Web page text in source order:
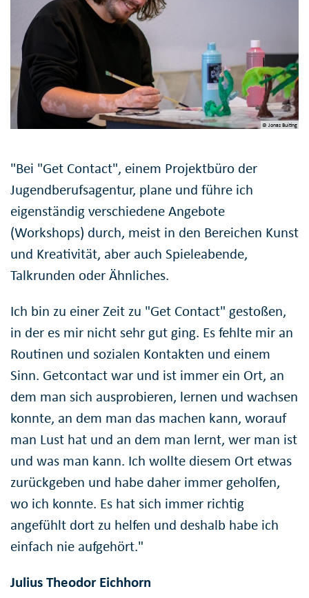
© Jonas Buiting
"Bei "Get Contact", einem Projektbüro der
Jugendberufsagentur, plane und führe ich
eigenständig verschiedene Angebote
(Workshops) durch, meist in den Bereichen Kunst
und Kreativität, aber auch Spieleabende,
Talkrunden oder Ähnliches.
Ich bin zu einer Zeit zu "Get Contact" gestoßen,
in der es mir nicht sehr gut ging. Es fehlte mir an
Routinen und sozialen Kontakten und einem
Sinn. Getcontact war und ist immer ein Ort, an
dem man sich ausprobieren, lernen und wachsen
konnte, an dem man das machen kann, worauf
man Lust hat und an dem man lernt, wer man ist
und was man kann. Ich wollte diesem Ort etwas
zurückgeben und habe daher immer geholfen,
wo ich konnte. Es hat sich immer richtig
angefühlt dort zu helfen und deshalb habe ich
einfach nie aufgehört."
Julius Theodor Eichhorn